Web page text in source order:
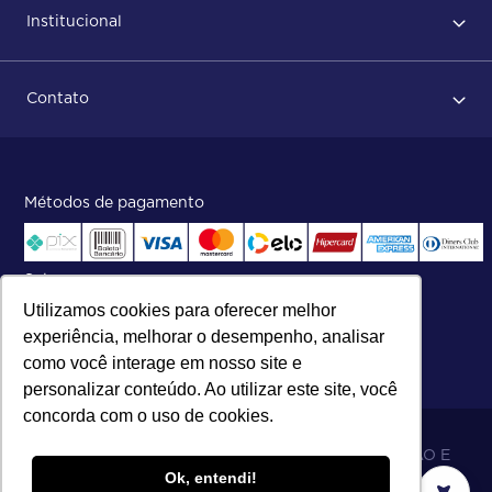
Utilizamos cookies para oferecer melhor
experiência, melhorar o desempenho, analisar
como você interage em nosso site e
personalizar conteúdo. Ao utilizar este site, você
concorda com o uso de cookies.
Ok, entendi!
Após conclusão do pedido
Status do pedido e acompanhamento da entrega
Institucional
ISO
Contato
Central de atendimento:
Telefone:(27) 2121-9000
Segunda a Sexta das 8h às 17h30
Métodos de pagamento
Selos
06.698.001/0002-19 - MB 5 COMÉRCIO IMPORTAÇÃO E